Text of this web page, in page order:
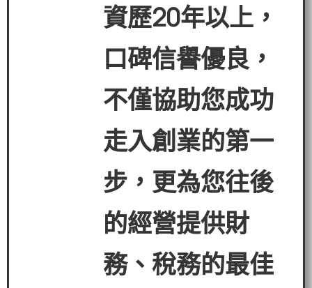
資歷20年以上，
口碑信譽優良，
不僅協助您成功
走入創業的第一
步，更為您往後
的經營提供財
務、稅務的最佳